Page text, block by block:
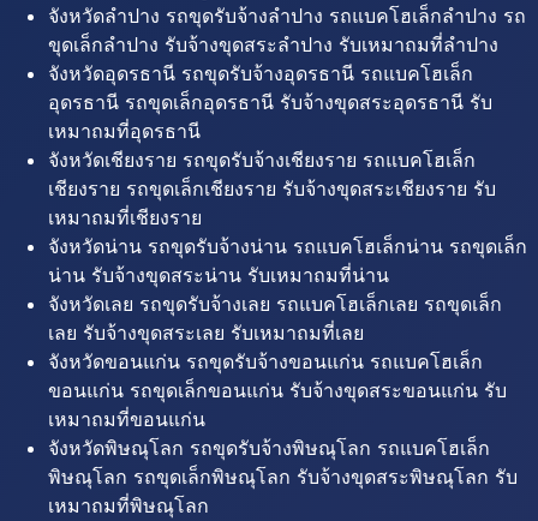
จังหวัดลำปาง รถขุดรับจ้างลำปาง รถแบคโฮเล็กลำปาง รถ
ขุดเล็กลำปาง รับจ้างขุดสระลำปาง รับเหมาถมที่ลำปาง
จังหวัดอุดรธานี รถขุดรับจ้างอุดรธานี รถแบคโฮเล็ก
อุดรธานี รถขุดเล็กอุดรธานี รับจ้างขุดสระอุดรธานี รับ
เหมาถมที่อุดรธานี
จังหวัดเชียงราย รถขุดรับจ้างเชียงราย รถแบคโฮเล็ก
เชียงราย รถขุดเล็กเชียงราย รับจ้างขุดสระเชียงราย รับ
เหมาถมที่เชียงราย
จังหวัดน่าน รถขุดรับจ้างน่าน รถแบคโฮเล็กน่าน รถขุดเล็ก
น่าน รับจ้างขุดสระน่าน รับเหมาถมที่น่าน
จังหวัดเลย รถขุดรับจ้างเลย รถแบคโฮเล็กเลย รถขุดเล็ก
เลย รับจ้างขุดสระเลย รับเหมาถมที่เลย
จังหวัดขอนแก่น รถขุดรับจ้างขอนแก่น รถแบคโฮเล็ก
ขอนแก่น รถขุดเล็กขอนแก่น รับจ้างขุดสระขอนแก่น รับ
เหมาถมที่ขอนแก่น
จังหวัดพิษณุโลก รถขุดรับจ้างพิษณุโลก รถแบคโฮเล็ก
พิษณุโลก รถขุดเล็กพิษณุโลก รับจ้างขุดสระพิษณุโลก รับ
เหมาถมที่พิษณุโลก